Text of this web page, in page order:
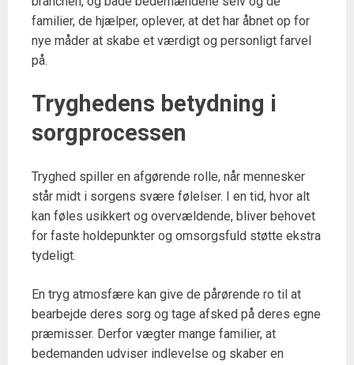
familier, de hjælper, oplever, at det har åbnet op for
nye måder at skabe et værdigt og personligt farvel
på.
Tryghedens betydning i
sorgprocessen
Tryghed spiller en afgørende rolle, når mennesker
står midt i sorgens svære følelser. I en tid, hvor alt
kan føles usikkert og overvældende, bliver behovet
for faste holdepunkter og omsorgsfuld støtte ekstra
tydeligt.
En tryg atmosfære kan give de pårørende ro til at
bearbejde deres sorg og tage afsked på deres egne
præmisser. Derfor vægter mange familier, at
bedemanden udviser indlevelse og skaber en